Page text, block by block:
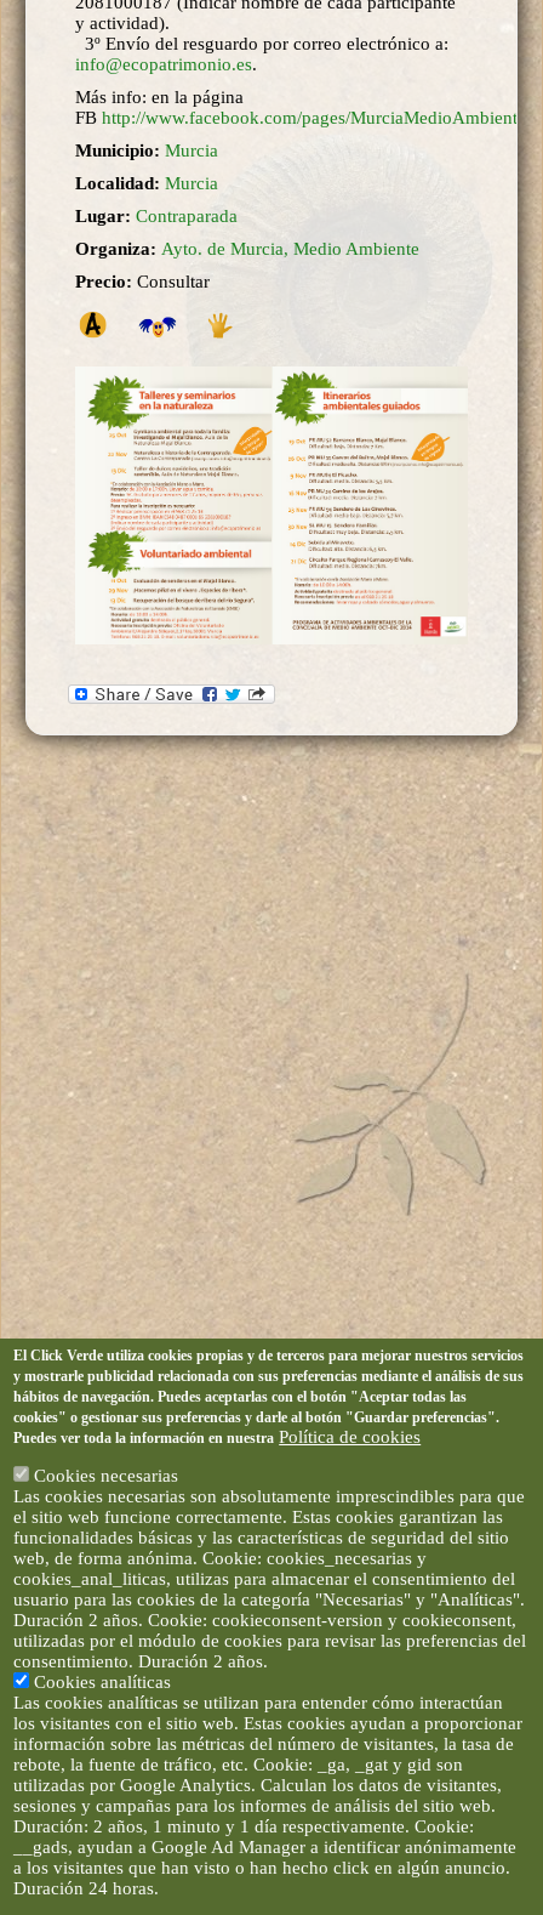
y actividad).
3º Envío del resguardo por correo electrónico a:
info@ecopatrimonio.es.
Más info: en la página
FB http://www.facebook.com/pages/MurciaMedioAmbiente
Municipio: Murcia
Localidad: Murcia
Lugar: Contraparada
Organiza: Ayto. de Murcia, Medio Ambiente
Precio: Consultar
El Click Verde utiliza cookies propias y de terceros para mejorar nuestros servicios
y mostrarle publicidad relacionada con sus preferencias mediante el análisis de sus
hábitos de navegación. Puedes aceptarlas con el botón "Aceptar todas las
cookies" o gestionar sus preferencias y darle al botón "Guardar preferencias".
Puedes ver toda la información en nuestra Política de cookies
Cookies necesarias
Las cookies necesarias son absolutamente imprescindibles para que
el sitio web funcione correctamente. Estas cookies garantizan las
funcionalidades básicas y las características de seguridad del sitio
web, de forma anónima. Cookie: cookies_necesarias y
cookies_anal_liticas, utilizas para almacenar el consentimiento del
usuario para las cookies de la categoría "Necesarias" y "Analíticas".
Duración 2 años. Cookie: cookieconsent-version y cookieconsent,
utilizadas por el módulo de cookies para revisar las preferencias del
consentimiento. Duración 2 años.
Cookies analíticas
Las cookies analíticas se utilizan para entender cómo interactúan
los visitantes con el sitio web. Estas cookies ayudan a proporcionar
información sobre las métricas del número de visitantes, la tasa de
rebote, la fuente de tráfico, etc. Cookie: _ga, _gat y gid son
utilizadas por Google Analytics. Calculan los datos de visitantes,
sesiones y campañas para los informes de análisis del sitio web.
Duración: 2 años, 1 minuto y 1 día respectivamente. Cookie:
__gads, ayudan a Google Ad Manager a identificar anónimamente
a los visitantes que han visto o han hecho click en algún anuncio.
Duración 24 horas.